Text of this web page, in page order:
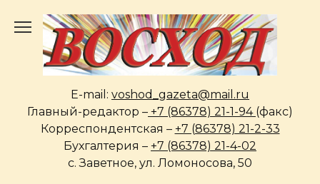
содержанию
E-mail: voshod_gazeta@mail.ru
Главный-редактор – +7 (86378) 21-1-94 (факс)
Корреспондентская – +7 (86378) 21-2-33
Бухгалтерия – +7 (86378) 21-4-02
с. Заветное, ул. Ломоносова, 50